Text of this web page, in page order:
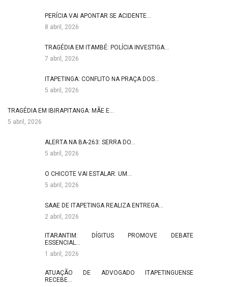
PERÍCIA VAI APONTAR SE ACIDENTE…
8 abril, 2026
TRAGÉDIA EM ITAMBÉ: POLÍCIA INVESTIGA…
7 abril, 2026
ITAPETINGA: CONFLITO NA PRAÇA DOS…
5 abril, 2026
TRAGÉDIA EM IBIRAPITANGA: MÃE E…
5 abril, 2026
ALERTA NA BA-263: SERRA DO…
5 abril, 2026
O CHICOTE VAI ESTALAR: UM…
5 abril, 2026
SAAE DE ITAPETINGA REALIZA ENTREGA…
2 abril, 2026
ITARANTIM: DÍGITUS PROMOVE DEBATE
ESSENCIAL…
1 abril, 2026
ATUAÇÃO DE ADVOGADO ITAPETINGUENSE
RECEBE…